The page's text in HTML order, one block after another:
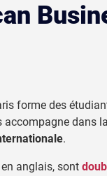
forme des
accompagne dans
.
anglais, sont